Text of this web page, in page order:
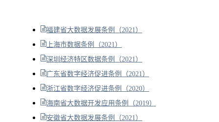
福建省大数据发展条例（2021）
上海市数据条例（2021）
深圳经济特区数据条例（2021）
广东省数字经济促进条例（2021）
浙江省数字经济促进条例（2020）
海南省大数据开发应用条例（2019）
安徽省大数据发展条例（2021）